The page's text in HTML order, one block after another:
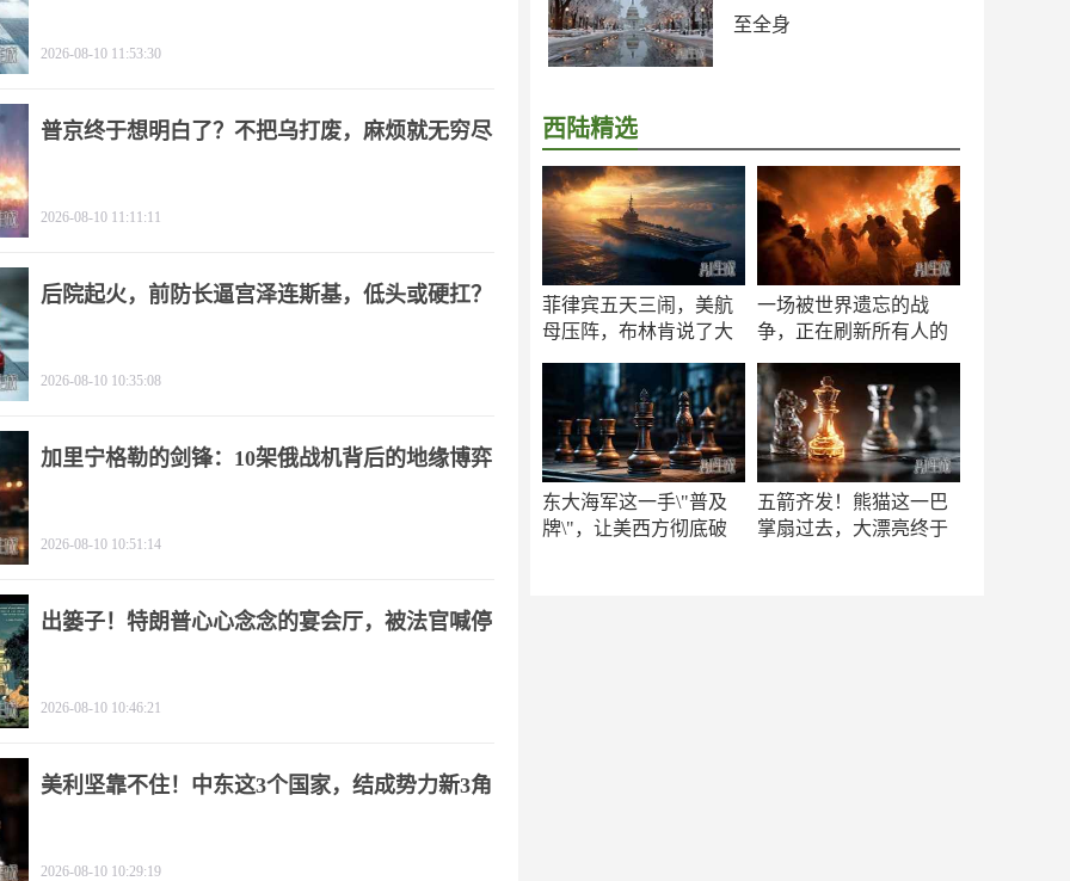
至全身
西陆精选
菲律宾五天三闹，美航
母压阵，布林肯说了大
一场被世界遗忘的战
争，正在刷新所有人的
东大海军这一手\"普及
牌\"，让美西方彻底破
五箭齐发！熊猫这一巴
掌扇过去，大漂亮终于
2026-08-10 11:53:30
普京终于想明白了？不把乌打废，麻烦就无穷尽
2026-08-10 11:11:11
后院起火，前防长逼宫泽连斯基，低头或硬扛？
2026-08-10 10:35:08
加里宁格勒的剑锋：10架俄战机背后的地缘博弈
2026-08-10 10:51:14
出篓子！特朗普心心念念的宴会厅，被法官喊停
2026-08-10 10:46:21
美利坚靠不住！中东这3个国家，结成势力新3角
2026-08-10 10:29:19